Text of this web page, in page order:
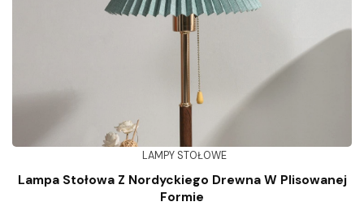
LAMPY STOŁOWE
Lampa Stołowa Z Nordyckiego Drewna W Plisowanej
Formie